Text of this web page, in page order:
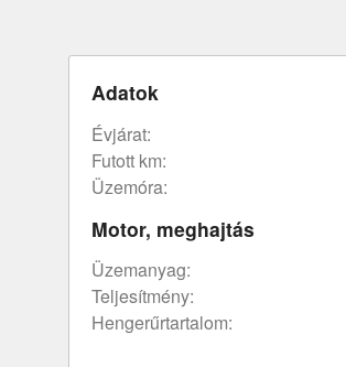
Adatok
évjárat:
futott km:
üzemóra:
Motor, meghajtás
üzemanyag:
teljesítmény:
hengerűrtartalom: